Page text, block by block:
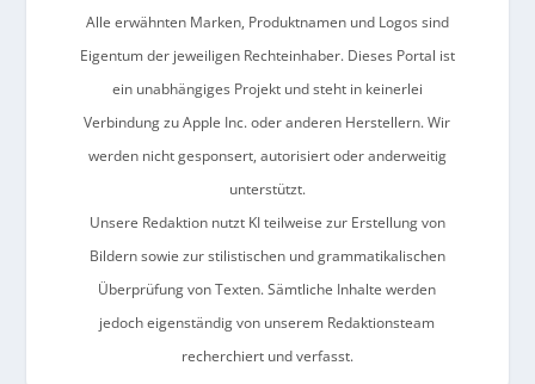
Alle erwähnten Marken, Produktnamen und Logos sind
Eigentum der jeweiligen Rechteinhaber. Dieses Portal ist
ein unabhängiges Projekt und steht in keinerlei
Verbindung zu Apple Inc. oder anderen Herstellern. Wir
werden nicht gesponsert, autorisiert oder anderweitig
unterstützt.
Unsere Redaktion nutzt KI teilweise zur Erstellung von
Bildern sowie zur stilistischen und grammatikalischen
Überprüfung von Texten. Sämtliche Inhalte werden
jedoch eigenständig von unserem Redaktionsteam
recherchiert und verfasst.